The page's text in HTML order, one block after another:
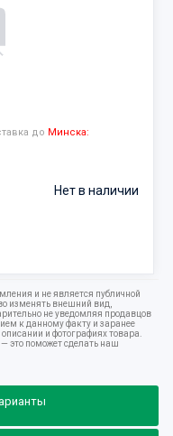
до Минска:
Нет в наличии
и не является публичной
изменять внешний вид,
не уведомляя продавцов
к данному факту и заранее
и фотографиях товара.
это поможет сделать наш